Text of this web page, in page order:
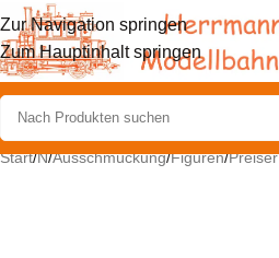
Zur Navigation springen
Zum Hauptinhalt springen
Start/N/Ausschmückung/Figuren/Preiser